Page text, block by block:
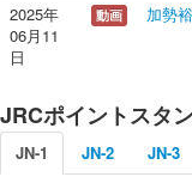
2018年
2015年
2014年
2025年
06月11
日
動画 加勢
JRCポイントスタ
JN-1 JN-2 JN-3